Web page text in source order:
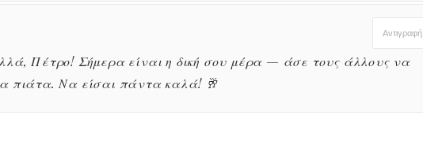
Πέτρο! Σήμερα είναι η δική σου μέρα — άσε τους άλλους να
πιάτα. Να είσαι πάντα καλά! 🥂
Αντιγραφή